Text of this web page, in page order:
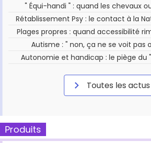
" Équi-handi " : quand les chevaux
Rétablissement Psy : le contact à la
Plages propres : quand accessibilité
Autisme : " non, ça ne se voit pas
Autonomie et handicap : le piège du
Toutes les actus
Produits